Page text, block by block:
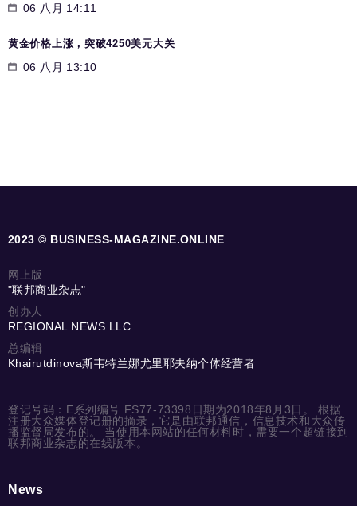
06 八月 14:11
黄金价格上涨，突破4250美元大关
06 八月 13:10
2023 © BUSINESS-MAGAZINE.ONLINE
网上版
"联邦商业杂志"
创办人
REGIONAL NEWS LLC
总编辑
Khairutdinova斯韦特兰娜尤里耶夫纳个体经营者
登记号码：E系列编号 FS77-73398日期为2018年8月3日。 根据
注册大众媒体登记册的摘录，它是由联邦通信，信息技术和大众传
播监督局发布的。 当使用本网站的任何材料时，需要一个超链接到
联邦商业杂志的在线版本。
News